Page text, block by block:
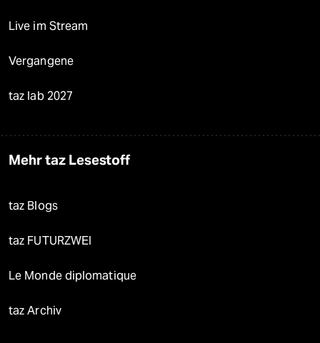
Live im Stream
Vergangene
taz lab 2027
Mehr taz Lesestoff
taz Blogs
taz FUTURZWEI
Le Monde diplomatique
taz Archiv